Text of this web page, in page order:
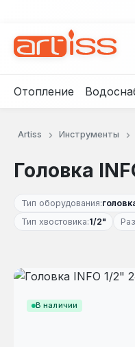
Отопление
Artiss Инструменты
Головка
Тип оборудования:
Тип хвостовика:1/2"
В наличии
Пропустить галерею